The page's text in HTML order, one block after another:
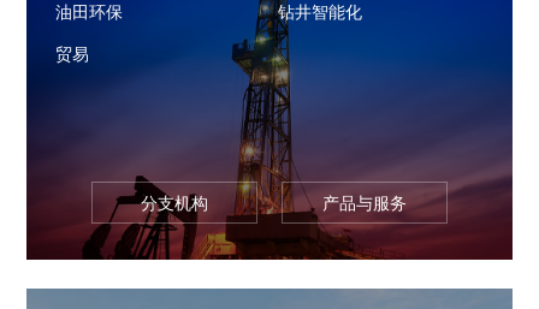
油田环保 钻井智能化
贸易
分支机构 产品与服务